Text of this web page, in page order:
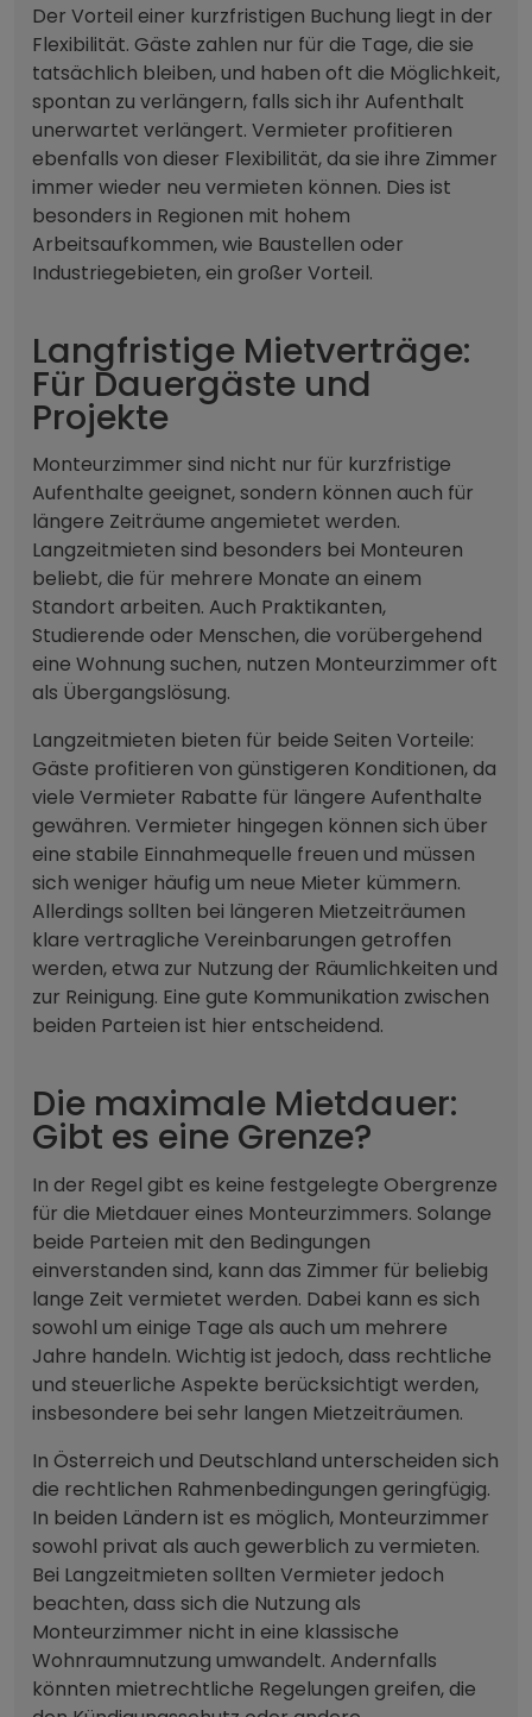
Der Vorteil einer kurzfristigen Buchung liegt in der
Flexibilität. Gäste zahlen nur für die Tage, die sie
tatsächlich bleiben, und haben oft die Möglichkeit,
spontan zu verlängern, falls sich ihr Aufenthalt
unerwartet verlängert. Vermieter profitieren
ebenfalls von dieser Flexibilität, da sie ihre Zimmer
immer wieder neu vermieten können. Dies ist
besonders in Regionen mit hohem
Arbeitsaufkommen, wie Baustellen oder
Industriegebieten, ein großer Vorteil.
Langfristige Mietverträge:
Für Dauergäste und
Projekte
Monteurzimmer sind nicht nur für kurzfristige
Aufenthalte geeignet, sondern können auch für
längere Zeiträume angemietet werden.
Langzeitmieten sind besonders bei Monteuren
beliebt, die für mehrere Monate an einem
Standort arbeiten. Auch Praktikanten,
Studierende oder Menschen, die vorübergehend
eine Wohnung suchen, nutzen Monteurzimmer oft
als Übergangslösung.
Langzeitmieten bieten für beide Seiten Vorteile:
Gäste profitieren von günstigeren Konditionen, da
viele Vermieter Rabatte für längere Aufenthalte
gewähren. Vermieter hingegen können sich über
eine stabile Einnahmequelle freuen und müssen
sich weniger häufig um neue Mieter kümmern.
Allerdings sollten bei längeren Mietzeiträumen
klare vertragliche Vereinbarungen getroffen
werden, etwa zur Nutzung der Räumlichkeiten und
zur Reinigung. Eine gute Kommunikation zwischen
beiden Parteien ist hier entscheidend.
Die maximale Mietdauer:
Gibt es eine Grenze?
In der Regel gibt es keine festgelegte Obergrenze
für die Mietdauer eines Monteurzimmers. Solange
beide Parteien mit den Bedingungen
einverstanden sind, kann das Zimmer für beliebig
lange Zeit vermietet werden. Dabei kann es sich
sowohl um einige Tage als auch um mehrere
Jahre handeln. Wichtig ist jedoch, dass rechtliche
und steuerliche Aspekte berücksichtigt werden,
insbesondere bei sehr langen Mietzeiträumen.
In Österreich und Deutschland unterscheiden sich
die rechtlichen Rahmenbedingungen geringfügig.
In beiden Ländern ist es möglich, Monteurzimmer
sowohl privat als auch gewerblich zu vermieten.
Bei Langzeitmieten sollten Vermieter jedoch
beachten, dass sich die Nutzung als
Monteurzimmer nicht in eine klassische
Wohnraumnutzung umwandelt. Andernfalls
könnten mietrechtliche Regelungen greifen, die